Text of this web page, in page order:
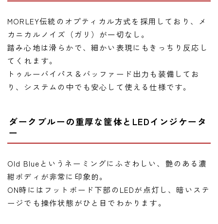
MORLEY伝統のオプティカル方式を採用しており、メ
カニカルノイズ（ガリ）が一切なし。
踏み心地は滑らかで、細かい表現にもきっちり反応し
てくれます。
トゥルーバイパス＆バッファード出力も装備してお
り、システムの中でも安心して使える仕様です。
ダークブルーの重厚な筐体とLEDインジケータ
ー
Old Blueというネーミングにふさわしい、艶のある濃
紺ボディが非常に印象的。
ON時にはフットボード下部のLEDが点灯し、暗いステ
ージでも操作状態がひと目でわかります。